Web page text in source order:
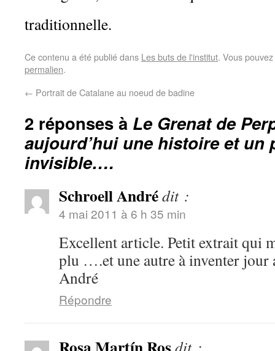
traditionnelle.
Ce contenu a été publié dans Les buts de l'institut. Vous
permalien.
← Portrait de Catalane au noeud de badine
2 réponses à Le Grenat de
aujourd’hui une histoire et un
invisible….
Schroell Andrédit :
4 mai 2011 à 6 h 35 min
Excellent article. Petit extrait qui
plu ….et une autre à inventer
André
Répondre
dit :